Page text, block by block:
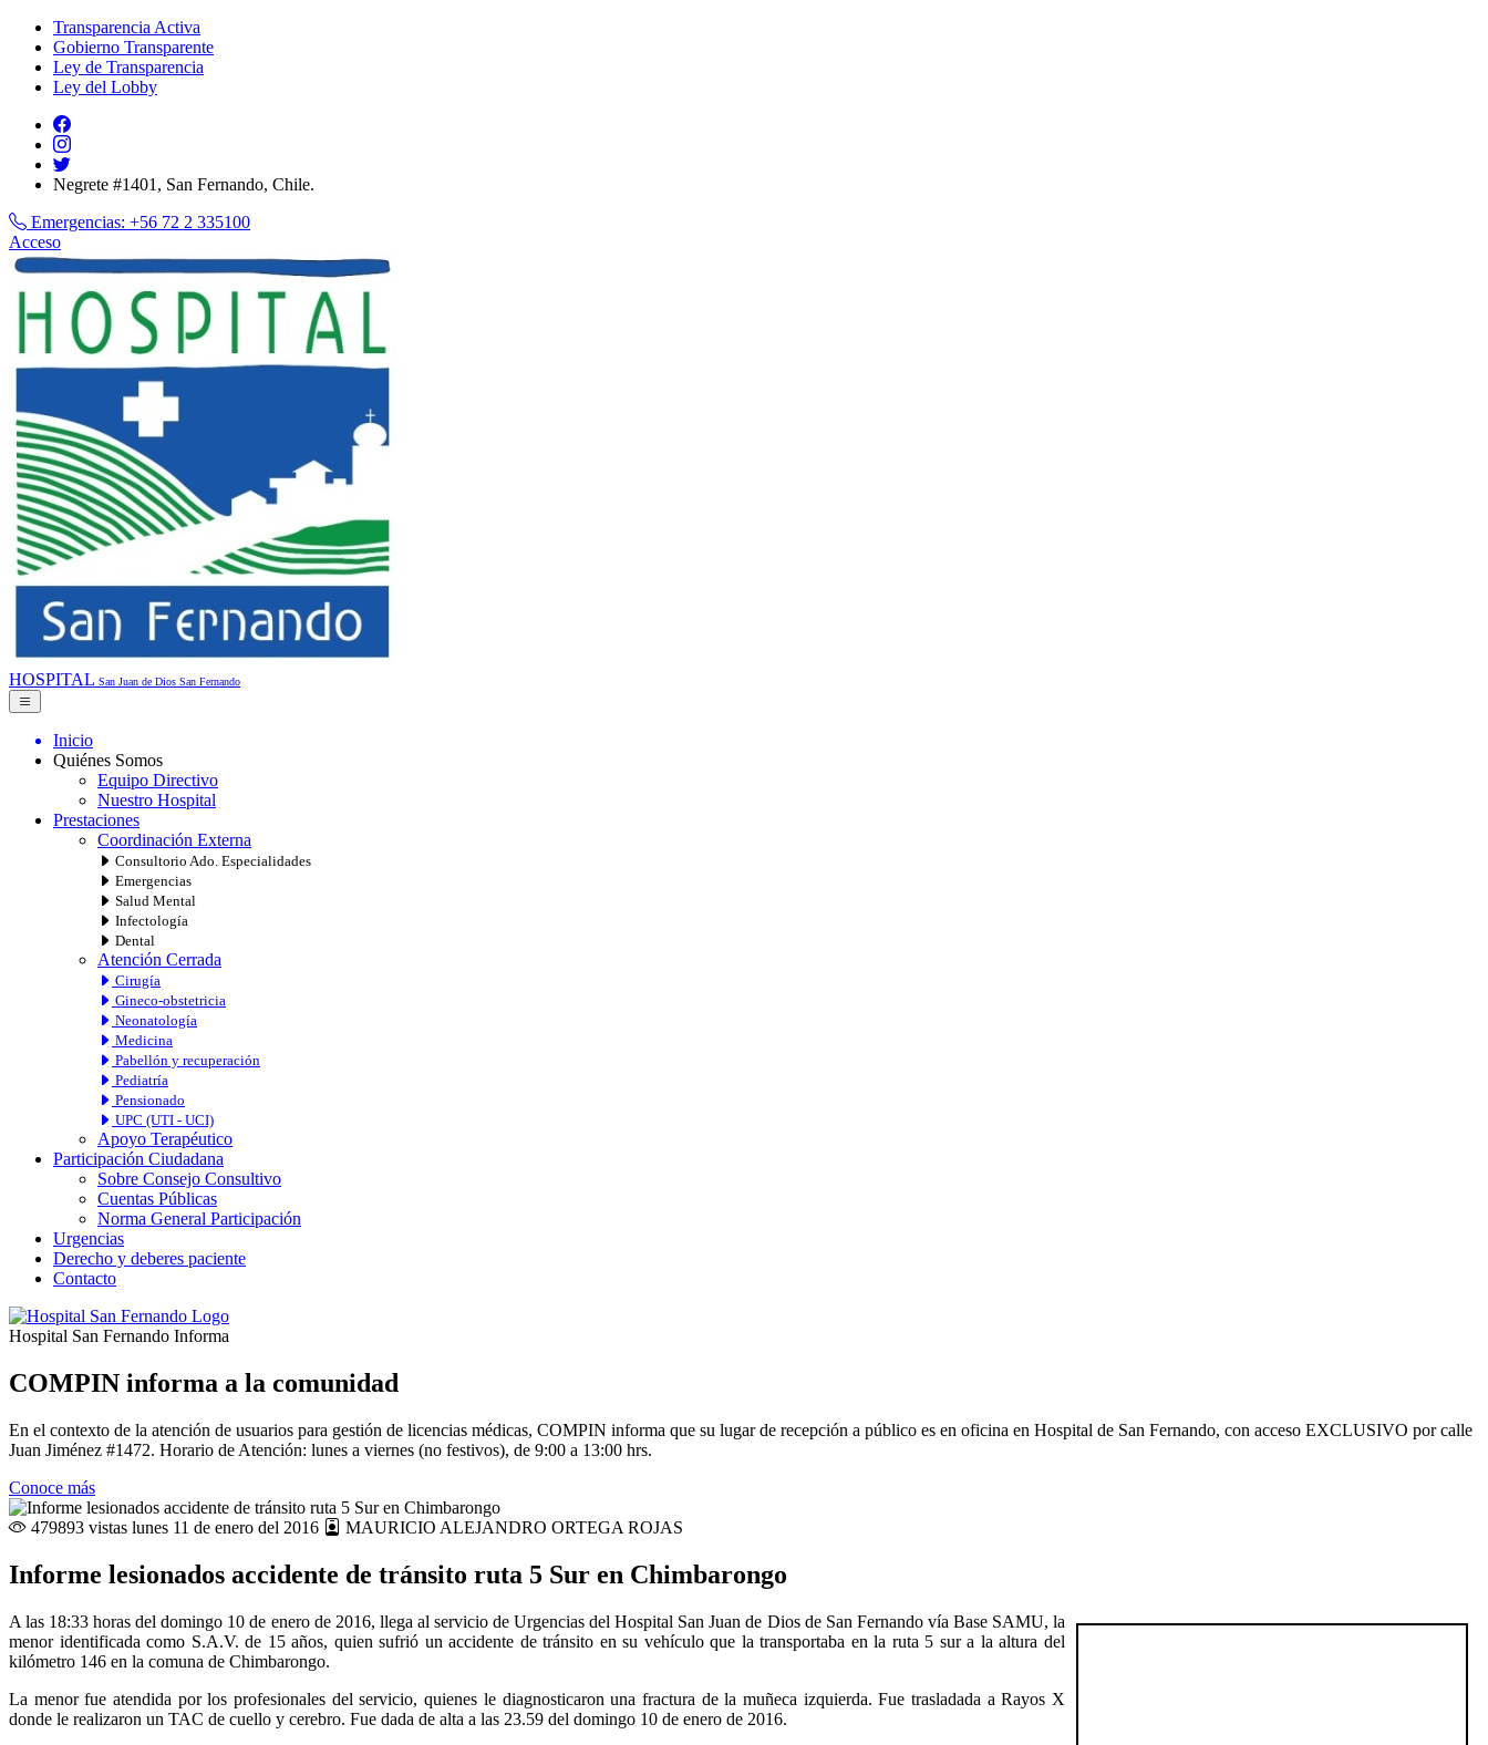
Transparencia Activa
Gobierno Transparente
Ley de Transparencia
Ley del Lobby
Negrete #1401, San Fernando, Chile.
Emergencias: +56 72 2 335100
Acceso
HOSPITAL San Juan de Dios San Fernando
Inicio
Quiénes Somos
Equipo Directivo
Nuestro Hospital
Prestaciones
Coordinación Externa
Consultorio Ado. Especialidades
Emergencias
Salud Mental
Infectología
Dental
Atención Cerrada
Cirugía
Gineco-obstetricia
Neonatología
Medicina
Pabellón y recuperación
Pediatría
Pensionado
UPC (UTI - UCI)
Apoyo Terapéutico
Participación Ciudadana
Sobre Consejo Consultivo
Cuentas Públicas
Norma General Participación
Urgencias
Derecho y deberes paciente
Contacto
Hospital San Fernando Informa
COMPIN informa a la comunidad
En el contexto de la atención de usuarios para gestión de licencias médicas, COMPIN informa que su lugar de recepción a público es en oficina en Hospital de San Fernando, con acceso EXCLUSIVO por calle
Juan Jiménez #1472. Horario de Atención: lunes a viernes (no festivos), de 9:00 a 13:00 hrs.
Conoce más
479893 vistas lunes 11 de enero del 2016 MAURICIO ALEJANDRO ORTEGA ROJAS
Informe lesionados accidente de tránsito ruta 5 Sur en Chimbarongo
A las 18:33 horas del domingo 10 de enero de 2016, llega al servicio de Urgencias del Hospital San Juan de Dios de San Fernando vía Base SAMU, la
menor identificada como S.A.V. de 15 años, quien sufrió un accidente de tránsito en su vehículo que la transportaba en la ruta 5 sur a la altura del
kilómetro 146 en la comuna de Chimbarongo.
La menor fue atendida por los profesionales del servicio, quienes le diagnosticaron una fractura de la muñeca izquierda. Fue trasladada a Rayos X
donde le realizaron un TAC de cuello y cerebro. Fue dada de alta a las 23.59 del domingo 10 de enero de 2016.